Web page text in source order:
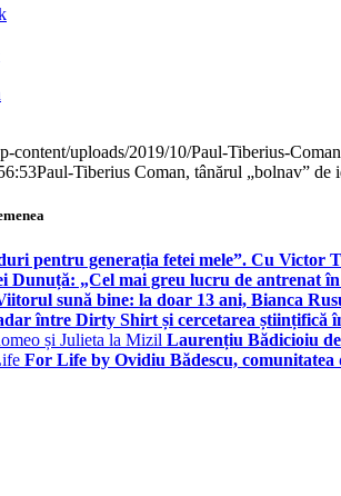
content/uploads/2019/10/Paul-Tiberius-
Paul-Tiberius Coman, tânărul „bolnav”
pentru generația fetei mele”. Cu Victor
Dunuță: „Cel mai greu lucru de antrenat
sună bine: la doar 13 ani, Bianca
între Dirty Shirt și cercetarea științifică
Laurențiu Bădicioiu
For Life by Ovidiu Bădescu, comunitatea